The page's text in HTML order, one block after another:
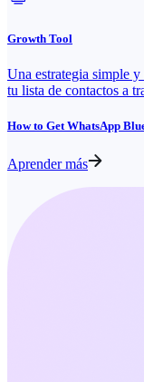
Growth Tool
Una estrategia simple
tu lista de contactos a
How to Get WhatsApp
Aprender más